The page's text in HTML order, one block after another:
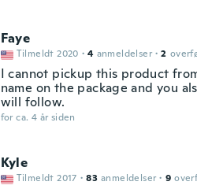
Faye
Tilmeldt 2020 · 4 anmeldelser · 2
I cannot pickup this product
name on the package and you
will follow.
for ca. 4 år siden
Kyle
Tilmeldt 2017 · 83 anmeldelser · 9